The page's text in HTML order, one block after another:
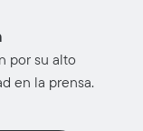
por su alto
en la prensa.